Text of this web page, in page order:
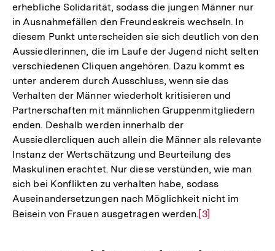
erhebliche Solidarität, sodass die jungen Männer nur
in Ausnahmefällen den Freundeskreis wechseln. In
diesem Punkt unterscheiden sie sich deutlich von den
Aussiedlerinnen, die im Laufe der Jugend nicht selten
verschiedenen Cliquen angehören. Dazu kommt es
unter anderem durch Ausschluss, wenn sie das
Verhalten der Männer wiederholt kritisieren und
Partnerschaften mit männlichen Gruppenmitgliedern
enden. Deshalb werden innerhalb der
Aussiedlercliquen auch allein die Männer als relevante
Instanz der Wertschätzung und Beurteilung des
Maskulinen erachtet. Nur diese verstünden, wie man
sich bei Konflikten zu verhalten habe, sodass
Auseinandersetzungen nach Möglichkeit nicht im
Beisein von Frauen ausgetragen werden.Zur
[3]